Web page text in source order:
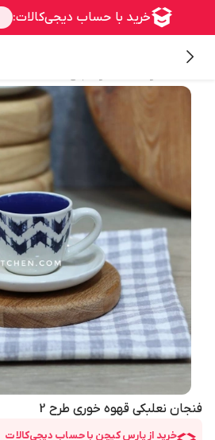
فنجان نعلبکی قهوه خوری طرح 2